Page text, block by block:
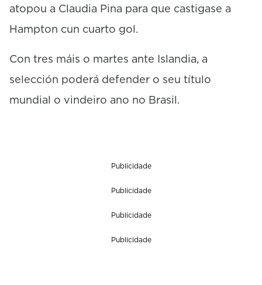
atopou a Claudia Pina para que castigase a
Hampton cun cuarto gol.
Con tres máis o martes ante Islandia, a
selección poderá defender o seu título
mundial o vindeiro ano no Brasil.
Publicidade
Publicidade
Publicidade
Publicidade